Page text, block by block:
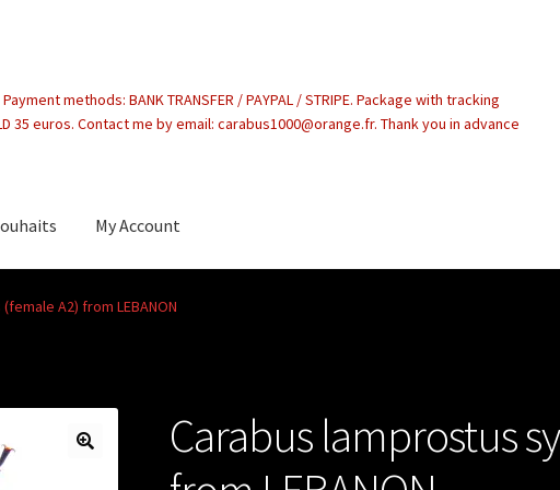
methods: BANK TRANSFER / PAYPAL / STRIPE. Package with tracking
35 euros. Contact me by email: carabus1000@orange.fr. Thank you in advance
My Account
A2) from LEBANON
Carabus lamprostus